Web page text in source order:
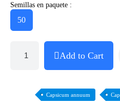
Semillas en paquete :
50
Add to Cart
Capsicum annuum